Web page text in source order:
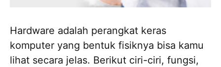
Hardware adalah perangkat keras
komputer yang bentuk fisiknya bisa kamu
lihat secara jelas. Berikut ciri-ciri, fungsi,